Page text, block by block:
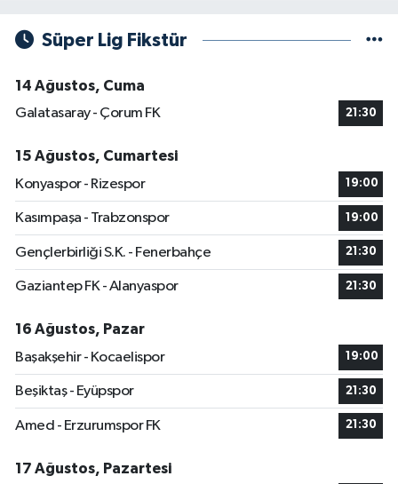
Süper Lig Fikstür
14 Ağustos, Cuma
Galatasaray - Çorum FK
21:30
15 Ağustos, Cumartesi
Konyaspor - Rizespor
19:00
Kasımpaşa - Trabzonspor 19:00
Gençlerbirliği S.K. - Fenerbahçe 21:30
Gaziantep FK - Alanyaspor 21:30
16 Ağustos, Pazar
Başakşehir - Kocaelispor
19:00
Beşiktaş - Eyüpspor 21:30
Amed - Erzurumspor FK 21:30
17 Ağustos, Pazartesi